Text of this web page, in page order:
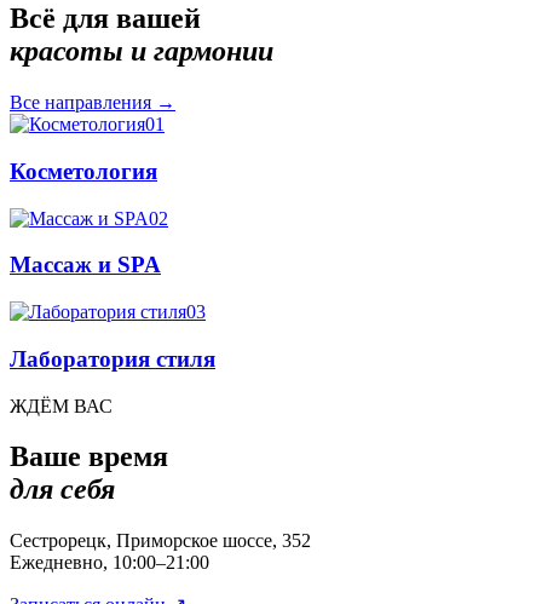
Всё для вашей
красоты и гармонии
Все направления →
01
Косметология
02
Массаж и SPA
03
Лаборатория стиля
ЖДЁМ ВАС
Ваше время
для себя
Сестрорецк, Приморское шоссе, 352
Ежедневно, 10:00–21:00